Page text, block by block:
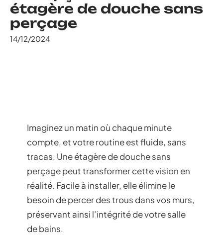
étagère de douche sans
perçage
14/12/2024
Imaginez un matin où chaque minute
compte, et votre routine est fluide, sans
tracas. Une étagère de douche sans
perçage peut transformer cette vision en
réalité. Facile à installer, elle élimine le
besoin de percer des trous dans vos murs,
préservant ainsi l’intégrité de votre salle
de bains.